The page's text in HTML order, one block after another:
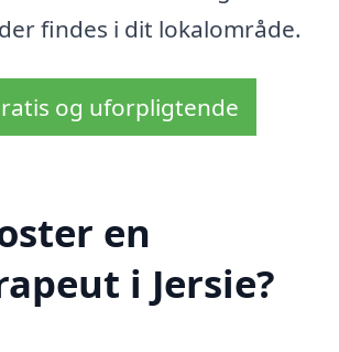
findes i dit lokalområde.
og uforpligtende
en
i Jersie?